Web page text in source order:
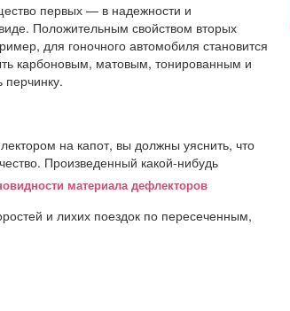
первых — в надежности и
Положительным свойством вторых
для гоночного автомобиля становится
карбоновым, матовым, тонированным и
перчинку.
на капот, вы должны уяснить, что
Произведенный какой-нибудь
и лихих поездок по пересеченным,